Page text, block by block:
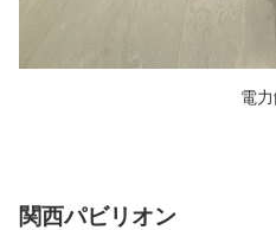
電
関西パビリオン